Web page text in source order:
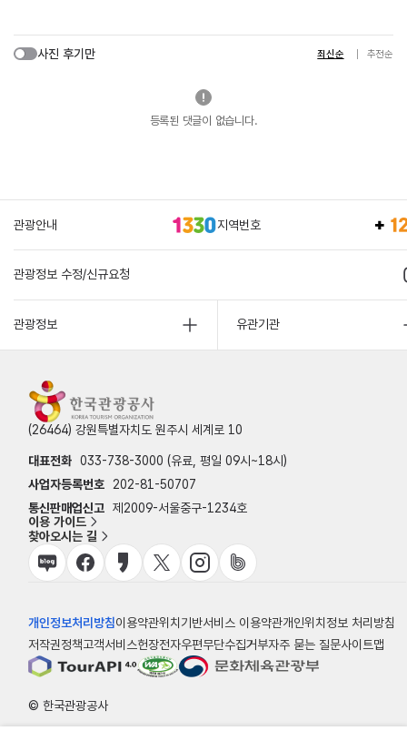
사진 후기만 최신순 추천순
등록된 댓글이 없습니다.
관광안내 지역번호
관광정보 수정/신규요청
관광정보 유관기관
(26464) 강원특별자치도 원주시 세계로 10
대표전화 033-738-3000 (유료, 평일 09시~18시)
사업자등록번호
202-81-50707
통신판매업신고 제2009-서울중구-1234호
이용 가이드
찾아오시는 길
개인정보처리방침이용약관위치기반서비스 이용약관개인위치정보 처리방침
저작권정책고객서비스헌장전자우편무단수집거부자주 묻는 질문사이트맵
© 한국관광공사